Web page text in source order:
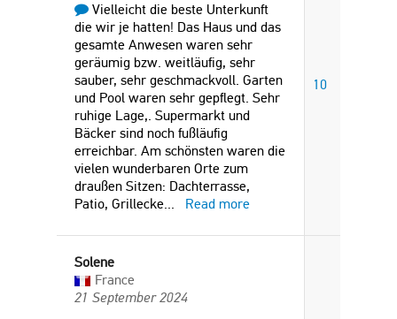
Vielleicht die beste Unterkunft
die wir je hatten! Das Haus und das
gesamte Anwesen waren sehr
geräumig bzw. weitläufig, sehr
sauber, sehr geschmackvoll. Garten
und Pool waren sehr gepflegt. Sehr
ruhige Lage,. Supermarkt und
Bäcker sind noch fußläufig
erreichbar. Am schönsten waren die
vielen wunderbaren Orte zum
draußen Sitzen: Dachterrasse,
Patio, Grillecke... Read more
10
Solene
France
21 September 2024